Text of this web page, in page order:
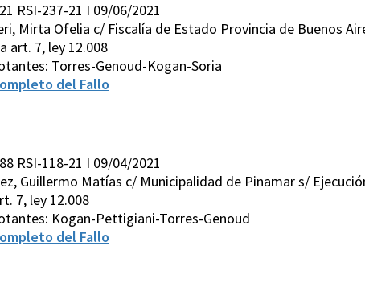
RSI-237-21 I 09/06/2021
Mirta Ofelia c/ Fiscalía de Estado Provincia de Buenos
art. 7, ley 12.008
Torres-Genoud-Kogan-Soria
del Fallo
RSI-118-21 I 09/04/2021
Guillermo Matías c/ Municipalidad de Pinamar s/
7, ley 12.008
Kogan-Pettigiani-Torres-Genoud
del Fallo